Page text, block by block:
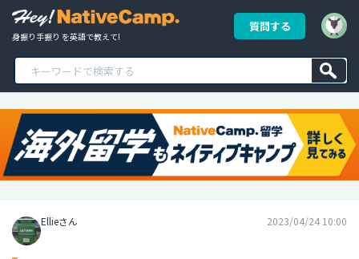
身振り手振り を英語で教えて!
質問する
Ellieさん 2023/04/24 10:00